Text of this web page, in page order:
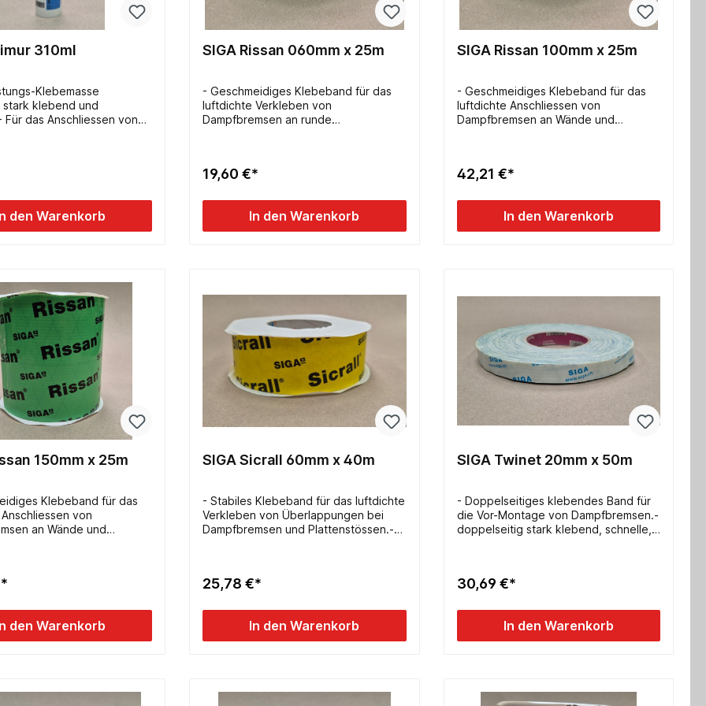
310ml
Klebemasse
klebend und
Für das Anschliessen von
für die
310ml- Reichweite 6-
frostfrei,
den Warenkorb
SIGA Rissan 060mm x 25m
- Geschmeidiges Klebeband für das
luftdichte Verkleben von
Dampfbremsen an runde
dicht- Breite: 60mm- Länge: 25m
19,60 €*
In den Warenkorb
SIGA Rissan 100mm x 25m
- Geschmeidiges Klebeband für das
luftdichte Anschliessen von
Dampfbremsen an Wände und
42,21 €*
In den Warenkorb
150mm x 25m
Klebeband für das
von
an Wände und
den Warenkorb
SIGA Sicrall 60mm x 40m
- Stabiles Klebeband für das luftdichte
Verkleben von Überlappungen bei
Dampfbremsen und Plattenstössen.-
25,78 €*
In den Warenkorb
SIGA Twinet 20mm x 50m
- Doppelseitiges klebendes Band für
die Vor-Montage von Dampfbremsen.-
doppelseitig stark klebend, schnelle,
Trennstreifen- Breite: 20mm- Länge:
30,69 €*
In den Warenkorb